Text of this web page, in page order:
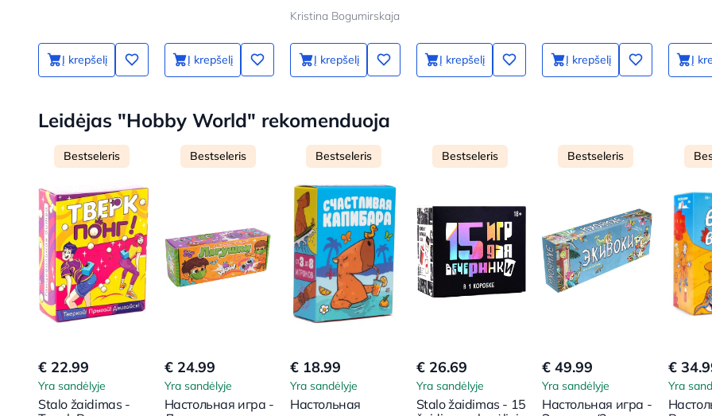
Į krepšelį Į krepšelį
klausimų, kad jūsų
arčiau
Kristina Bogumirskaja
Į krepšelį Į krepšelį Į krepšelį Į
Leidėjas "Hobby World" rekomenduoja
Bestseleris
€ 22.99
Yra sandėlyje
Stalo žaidimas -
Bestseleris
€ 24.99
Yra sandėlyje
Настольная игра -
Bestseleris
€ 18.99
Yra sandėlyje
Настольная
Bestseleris
€ 26.69
Yra sandėlyje
Stalo žaidimas - 15
Bestseleris
€ 49.99
Yra sandėlyje
Настольная игра -
€
Yra